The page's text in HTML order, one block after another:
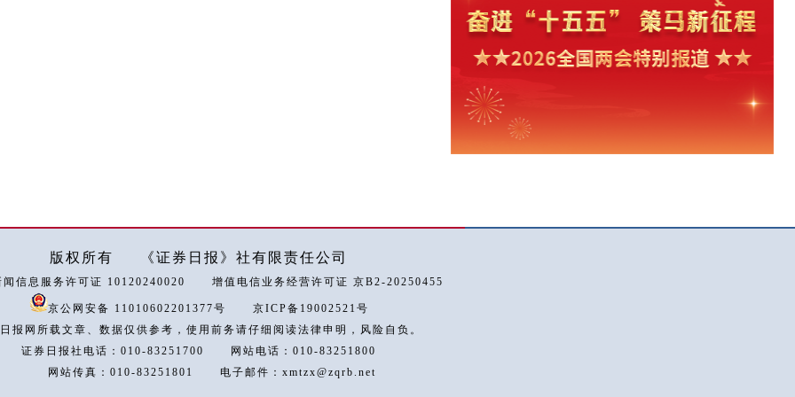
版权所有 《证券日报》社有限责任公司
闻信息服务许可证 10120240020 增值电信业务经营许可证 京B2-20250455
京公网安备 11010602201377号
京ICP备19002521号
报网所载文章、数据仅供参考，使用前务请仔细阅读法律申明，风险自负。
证券日报社电话：010-83251700
网站电话：010-83251800
网站传真：010-83251801
电子邮件：xmtzx@zqrb.net